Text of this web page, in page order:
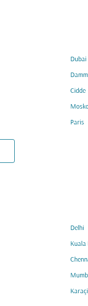
Dubai
Cidde
Paris
Delhi
Kuala
Karaçi